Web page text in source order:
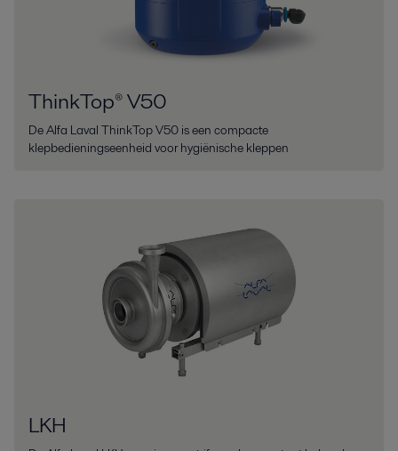
ThinkTop® V50
De Alfa Laval ThinkTop V50 is een compacte
klepbedieningseenheid voor hygiënische kleppen
LKH